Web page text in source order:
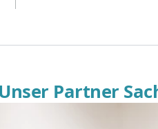
Partner